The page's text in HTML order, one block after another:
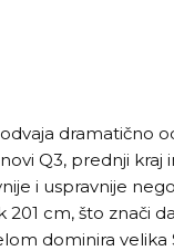
dramatično
Q3, prednji kraj
i uspravnije
201 cm, što znači
dominira velika